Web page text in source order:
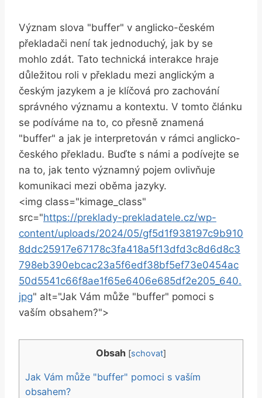
Význam slova "buffer" v anglicko-českém
překladači není tak jednoduchý, jak by se
mohlo zdát. Tato technická interakce hraje
důležitou roli v překladu mezi anglickým a
českým jazykem a je klíčová pro zachování
správného významu a kontextu. V tomto článku
se podíváme na to, co přesně znamená
"buffer" a jak je interpretován v rámci anglicko-
českého překladu. Buďte s námi a podívejte se
na to, jak tento významný pojem ovlivňuje
komunikaci mezi oběma jazyky.
<img class="kimage_class"
src="https://preklady-prekladatele.cz/wp-
content/uploads/2024/05/gf5d1f938197c9b910
8ddc25917e67178c3fa418a5f13dfd3c8d6d8c3
798eb390ebcac23a5f6edf38bf5ef73e0454ac
50d5541c66f8ae1f65e6406e685df2e205_640.
jpg" alt="Jak Vám může "buffer" pomoci s
vaším obsahem?">
Obsah [schovat]
Jak Vám může "buffer" pomoci s vaším
obsahem?